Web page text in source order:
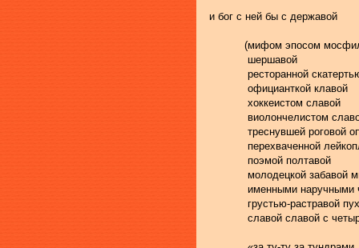
и бог с ней бы с державой
(мифом эпосом
            шершавой
ресторанной
            официанткой клавой
            хоккеистом славой
виолончелистом
треснувшей роговой
перехваченной
            поэмой полтавой
молодецкой
именными
грустью-растравой
славой славой с